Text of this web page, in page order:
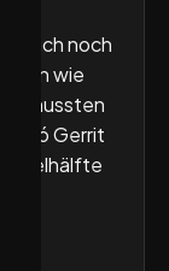
auch noch
vorn wie
mussten
Jó Gerrit
Spielhälfte